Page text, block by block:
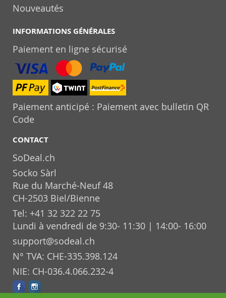
Nouveautés
INFORMATIONS GÉNÉRALES
Paiement en ligne sécurisé
Paiement anticipé : Paiement avec bulletin QR
Code
CONTACT
SoDeal.ch
Socko Sàrl
Rue du Marché-Neuf 48
CH-2503 Biel/Bienne
Tel: +41 32 322 22 75
Lundi à vendredi de 9:30- 11:30 | 14:00- 16:00
support@sodeal.ch
N° TVA: CHE-335.398.124
NIE: CH-036.4.066.232-4